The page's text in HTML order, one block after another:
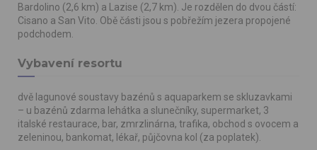
Bardolino (2,6 km) a Lazise (2,7 km). Je rozdělen do dvou částí:
Cisano a San Vito. Obě části jsou s pobřežím jezera propojené
podchodem.
Vybavení resortu
dvě lagunové soustavy bazénů s aquaparkem se skluzavkami
– u bazénů zdarma lehátka a slunečníky, supermarket, 3
italské restaurace, bar, zmrzlinárna, trafika, obchod s ovocem a
zeleninou, bankomat, lékař, půjčovna kol (za poplatek).